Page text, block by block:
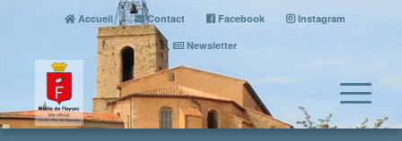
Accueil Contact Facebook
Instagram
Newsletter